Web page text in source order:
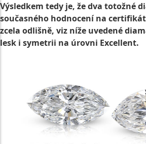
Výsledkem tedy je, že dva totožné
současného hodnocení na
zcela odlišně, viz níže uvedené
lesk i symetrii na úrovni Excellent.